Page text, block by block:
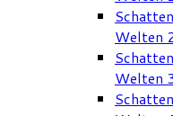
Welten
Welten